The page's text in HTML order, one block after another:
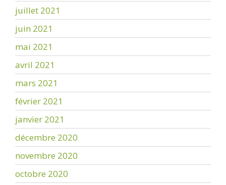
juillet 2021
juin 2021
mai 2021
avril 2021
mars 2021
février 2021
janvier 2021
décembre 2020
novembre 2020
octobre 2020